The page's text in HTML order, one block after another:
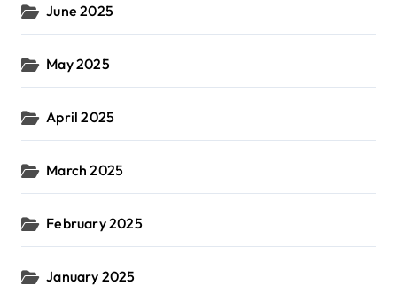
June 2025
May 2025
April 2025
March 2025
February 2025
January 2025